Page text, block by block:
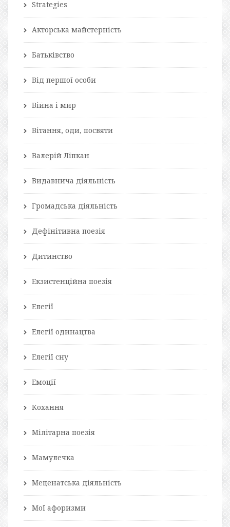
Strategies
Акторська майстерність
Батьківство
Від першої особи
Війна і мир
Вітання, оди, посвяти
Валерій Ліпкан
Видавнича діяльність
Громадська діяльність
Дефінітивна поезія
Дитинство
Екзистенційна поезія
Елегії
Елегії одинацтва
Елегії сну
Емоції
Кохання
Мілітарна поезія
Мамулечка
Меценатська діяльність
Мої афоризми